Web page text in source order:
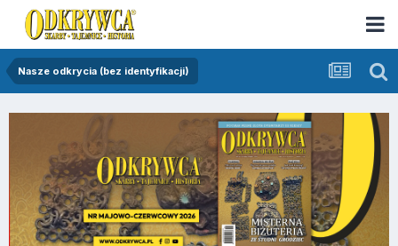
Nasze odkrycia (bez identyfikacji)